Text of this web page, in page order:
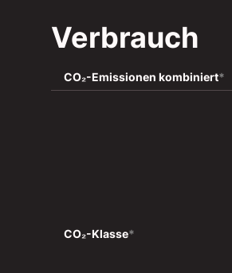
Verbrauch
CO₂-Emissionen kombiniert*
CO₂-Klasse*